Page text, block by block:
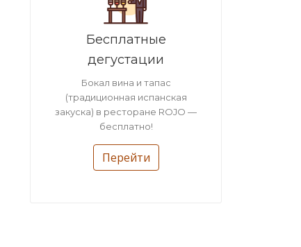
Бесплатные
дегустации
Бокал вина и тапас
(традиционная испанская
закуска) в ресторане ROJO —
бесплатно!
Перейти